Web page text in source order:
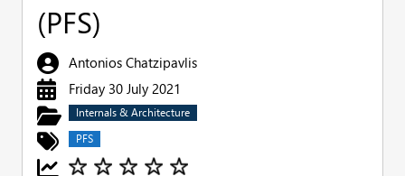
(PFS)
Antonios Chatzipavlis
Friday 30 July 2021
Internals & Architecture
PFS